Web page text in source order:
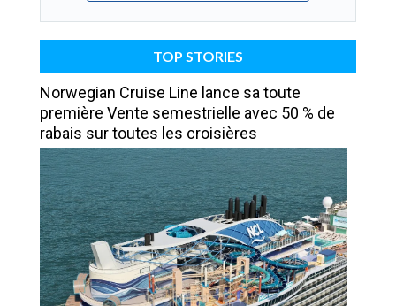
TOP STORIES
Norwegian Cruise Line lance sa toute
première Vente semestrielle avec 50 % de
rabais sur toutes les croisières